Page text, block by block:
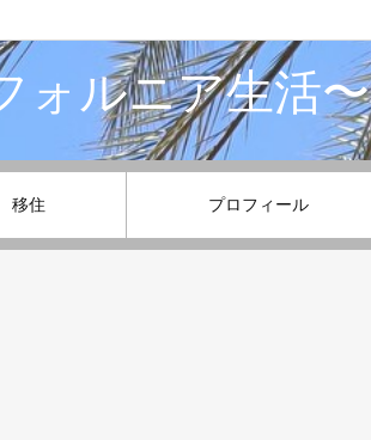
ォルニア生活〜
移住 プロフィール